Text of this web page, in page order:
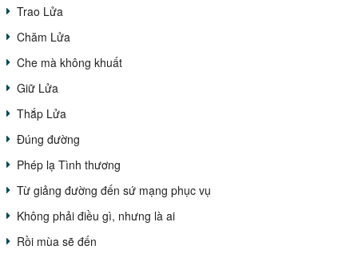
Trao Lửa
Chăm Lửa
Che mà không khuất
Giữ Lửa
Thắp Lửa
Đúng đường
Phép lạ Tình thương
Từ giảng đường đến sứ mạng phục vụ
Không phải điều gì, nhưng là ai
Rồi mùa sẽ đến